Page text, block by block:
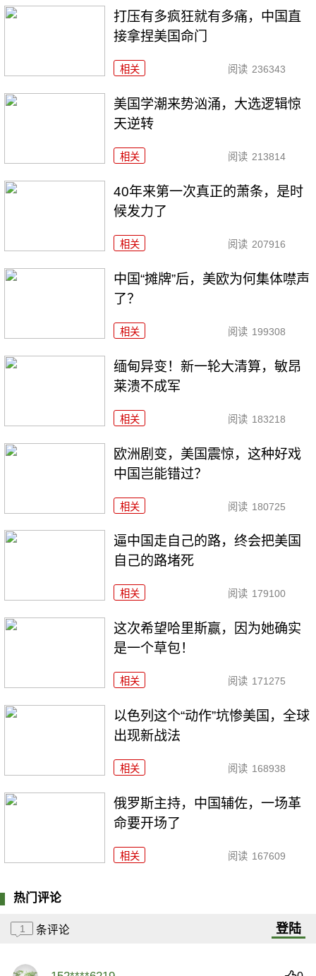
打压有多疯狂就有多痛，中国直
接拿捏美国命门
相关 阅读 236343
美国学潮来势汹涌，大选逻辑惊
天逆转
相关 阅读 213814
40年来第一次真正的萧条，是时
候发力了
相关 阅读 207916
中国“摊牌”后，美欧为何集体噤声
了？
相关 阅读 199308
缅甸异变！新一轮大清算，敏昂
莱溃不成军
相关 阅读 183218
欧洲剧变，美国震惊，这种好戏
中国岂能错过？
相关 阅读 180725
逼中国走自己的路，终会把美国
自己的路堵死
相关 阅读 179100
这次希望哈里斯赢，因为她确实
是一个草包！
相关 阅读 171275
以色列这个“动作”坑惨美国，全球
出现新战法
相关 阅读 168938
俄罗斯主持，中国辅佐，一场革
命要开场了
相关 阅读 167609
热门评论
1 条评论 登陆